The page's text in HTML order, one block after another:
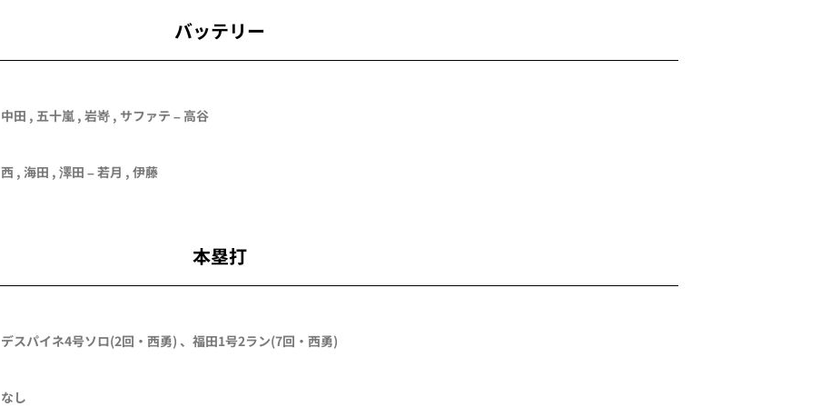
バッテリー
中田 , 五十嵐 , 岩嵜 , サファテ – 高谷
西 , 海田 , 澤田 –若月 , 伊藤
本塁打
デスパイネ4号ソロ(2回・ 西勇) 、 福田1号2ラン(7回・ 西勇)
なし